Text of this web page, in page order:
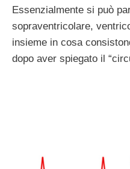
Essenzialmente si può
sopraventricolare,
insieme in cosa
dopo aver spiegato il